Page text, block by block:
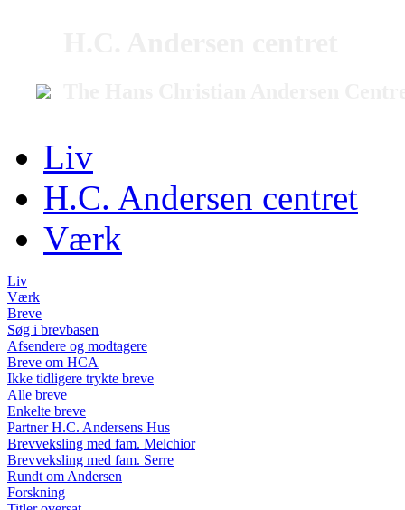
Liv
H.C. Andersen centret
Værk
Liv
Værk
Breve
Søg i brevbasen
Afsendere og modtagere
Breve om HCA
Ikke tidligere trykte breve
Alle breve
Enkelte breve
Partner H.C. Andersens Hus
Brevveksling med fam. Melchior
Brevveksling med fam. Serre
Rundt om Andersen
Forskning